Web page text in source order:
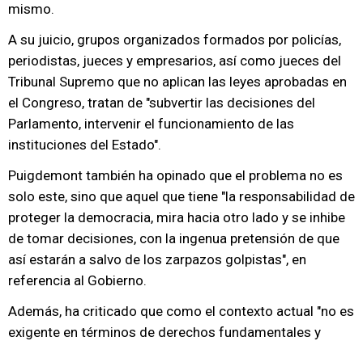
mismo.
A su juicio, grupos organizados formados por policías,
periodistas, jueces y empresarios, así como jueces del
Tribunal Supremo que no aplican las leyes aprobadas en
el Congreso, tratan de "subvertir las decisiones del
Parlamento, intervenir el funcionamiento de las
instituciones del Estado".
Puigdemont también ha opinado que el problema no es
solo este, sino que aquel que tiene "la responsabilidad de
proteger la democracia, mira hacia otro lado y se inhibe
de tomar decisiones, con la ingenua pretensión de que
así estarán a salvo de los zarpazos golpistas", en
referencia al Gobierno.
Además, ha criticado que como el contexto actual "no es
exigente en términos de derechos fundamentales y